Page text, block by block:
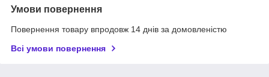
Умови повернення
Повернення товару впродовж 14 днів за домовленістю
Всі умови повернення